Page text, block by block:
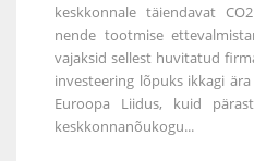
keskkonnale täiendavat
nende tootmise
vajaksid sellest huvitatud
investeering lõpuks ikkagi
Euroopa Liidus, kuid
keskkonnanõukogu...